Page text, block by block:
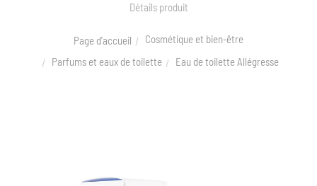
Détails produit
Page d'accueil
Cosmétique et bien-être
Parfums et eaux de toilette
Eau de toilette Allégresse